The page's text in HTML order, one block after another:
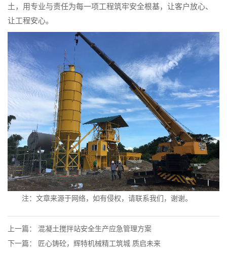
土，用专业与责任为每一项工程筑牢安全根基，让客户放心、
让工程安心。
注：文章来源于网络，如有侵权，请联系我们，谢谢。
上一篇： 混凝土搅拌站安全生产应急管理方案
下一篇： 匠心铸砼，辉特机械精工筑城 质启未来